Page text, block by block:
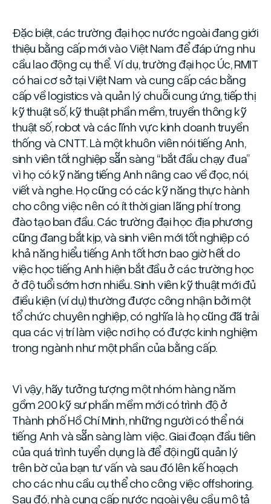
Đặc biệt, các trường đại học nước ngoài đang giới
thiệu bằng cấp mới vào Việt Nam để đáp ứng nhu
cầu lao động cụ thể. Ví dụ, trường đại học Úc, RMIT
có hai cơ sở tại Việt Nam và cung cấp các bằng
cấp về logistics và quản lý chuỗi cung ứng, tiếp thị
kỹ thuật số, kỹ thuật phần mềm, truyền thông kỹ
thuật số, robot và các lĩnh vực kinh doanh truyền
thống và CNTT. Là một khuôn viên nói tiếng Anh,
sinh viên tốt nghiệp sẵn sàng “bắt đầu chạy đua”
vì họ có kỹ năng tiếng Anh nâng cao về đọc, nói,
viết và nghe. Họ cũng có các kỹ năng thực hành
cho công việc nên có ít thời gian lãng phí trong
đào tạo ban đầu. Các trường đại học địa phương
cũng đang bắt kịp, và sinh viên mới tốt nghiệp có
khả năng hiểu tiếng Anh tốt hơn bao giờ hết do
việc học tiếng Anh hiện bắt đầu ở các trường học
ở độ tuổi sớm hơn nhiều. Sinh viên kỹ thuật mới đủ
điều kiện (ví dụ) thường được công nhận bởi một
tổ chức chuyên nghiệp, có nghĩa là họ cũng đã trải
qua các vị trí làm việc nơi họ có được kinh nghiệm
trong ngành như một phần của bằng cấp.
Vì vậy, hãy tưởng tượng một nhóm hàng năm
gồm 200 kỹ sư phần mềm mới có trình độ ở
Thành phố Hồ Chí Minh, những người có thể nói
tiếng Anh và sẵn sàng làm việc. Giai đoạn đầu tiên
của quá trình tuyển dụng là để đội ngũ quản lý
trên bờ của bạn tư vấn và sau đó lên kế hoạch
cho các nhu cầu cụ thể cho công việc offshoring.
Sau đó, nhà cung cấp nước ngoài yêu cầu mô tả